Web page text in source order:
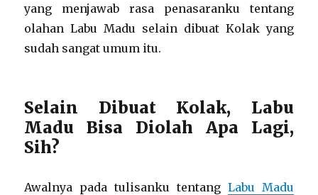
yang menjawab rasa penasaranku tentang
olahan Labu Madu selain dibuat Kolak yang
sudah sangat umum itu.
Selain Dibuat Kolak, Labu
Madu Bisa Diolah Apa Lagi,
Sih?
Awalnya pada tulisanku tentang Labu Madu